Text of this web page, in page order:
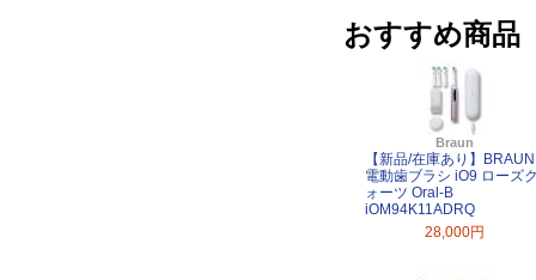
おすすめ商品
Braun
【新品/在庫あり】BRAUN
電動歯ブラシ iO9 ローズ
ォーツ Oral-B
iOM94K11ADRQ
28,000円